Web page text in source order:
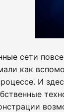
сети
как
И